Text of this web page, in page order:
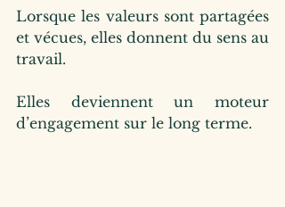
Lorsque les valeurs sont partagées
et vécues, elles donnent du sens au
travail.
Elles deviennent un moteur
d’engagement sur le long terme.